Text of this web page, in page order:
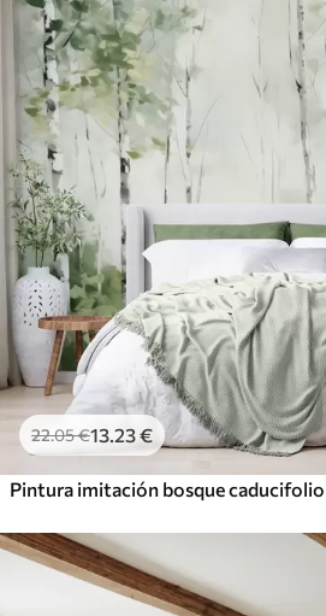
22.05€13 .23€
Pintura imitación bosque caducifolio